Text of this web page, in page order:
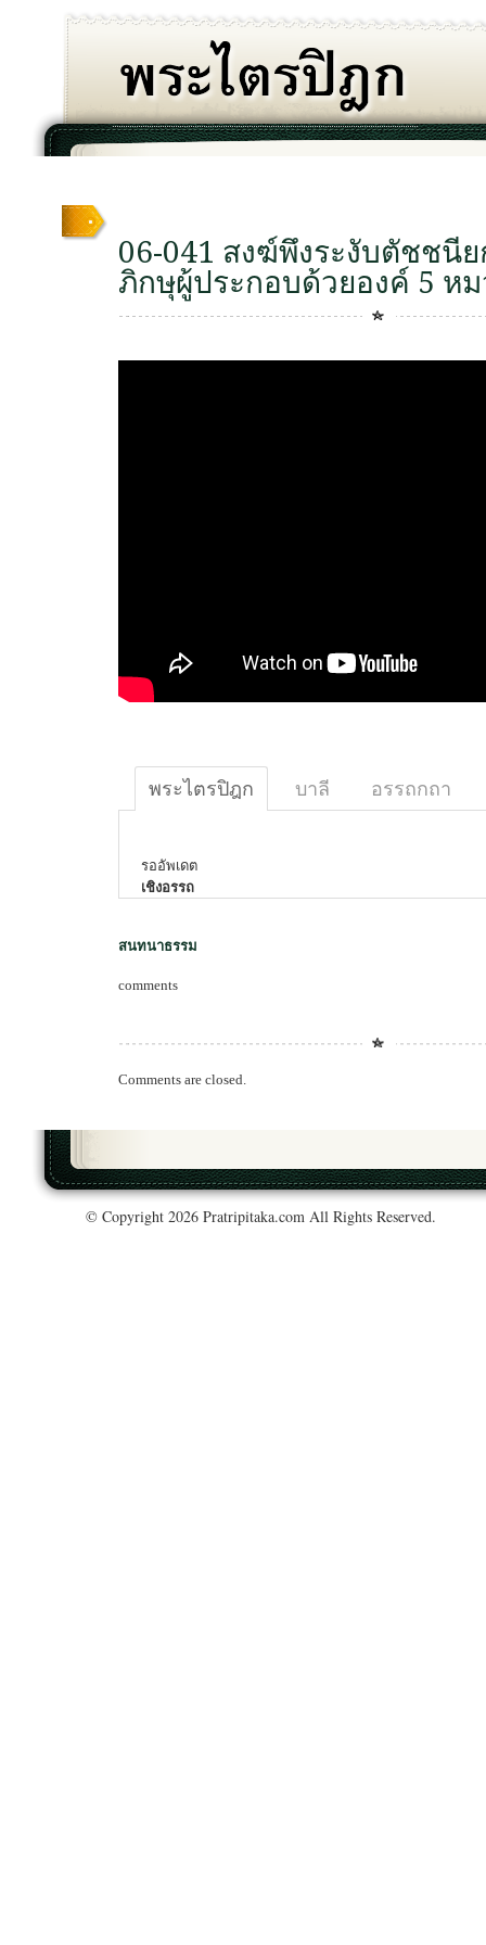
06-041 สงฆ์พึงระงับตัชชนี
ภิกษุผู้ประกอบด้วยองค์ 5 ห
พระไตรปิฎก บาลี อรรถกถา
รออัพเดต
เชิงอรรถ
สนทนาธรรม
comments
Comments are closed.
© Copyright 2026 Pratripitaka.com All Rights Reserved.